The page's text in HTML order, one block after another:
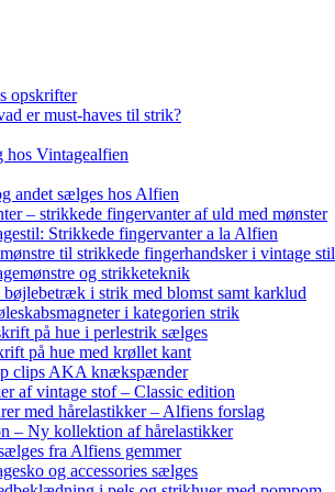
opskrifter
er must-haves til strik?
Vintagealfien
andet sælges hos Alfien
– strikkede fingervanter af uld med mønster
Strikkede fingervanter a la Alfien
til strikkede fingerhandsker i vintage stil
og strikketeknik
i strik med blomst samt karklud
i kategorien strik
på hue i perlestrik sælges
på hue med krøllet kant
clips AKA knækspænder
af vintage stof – Classic edition
med hårelastikker – Alfiens forslag
– Ny kollektion af hårelastikker
fra Alfiens gemmer
og accessories sælges